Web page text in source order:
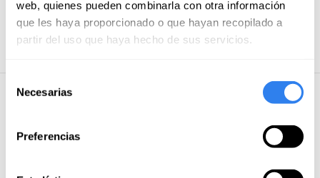
web, quienes pueden combinarla con otra información
que les haya proporcionado o que hayan recopilado a
partir del uso que haya hecho de sus servicios.
Necesarias
Preferencias
Sé el primero en preguntar sobre
esta actividad
Publica tu
pregunta
Plazas disponibles